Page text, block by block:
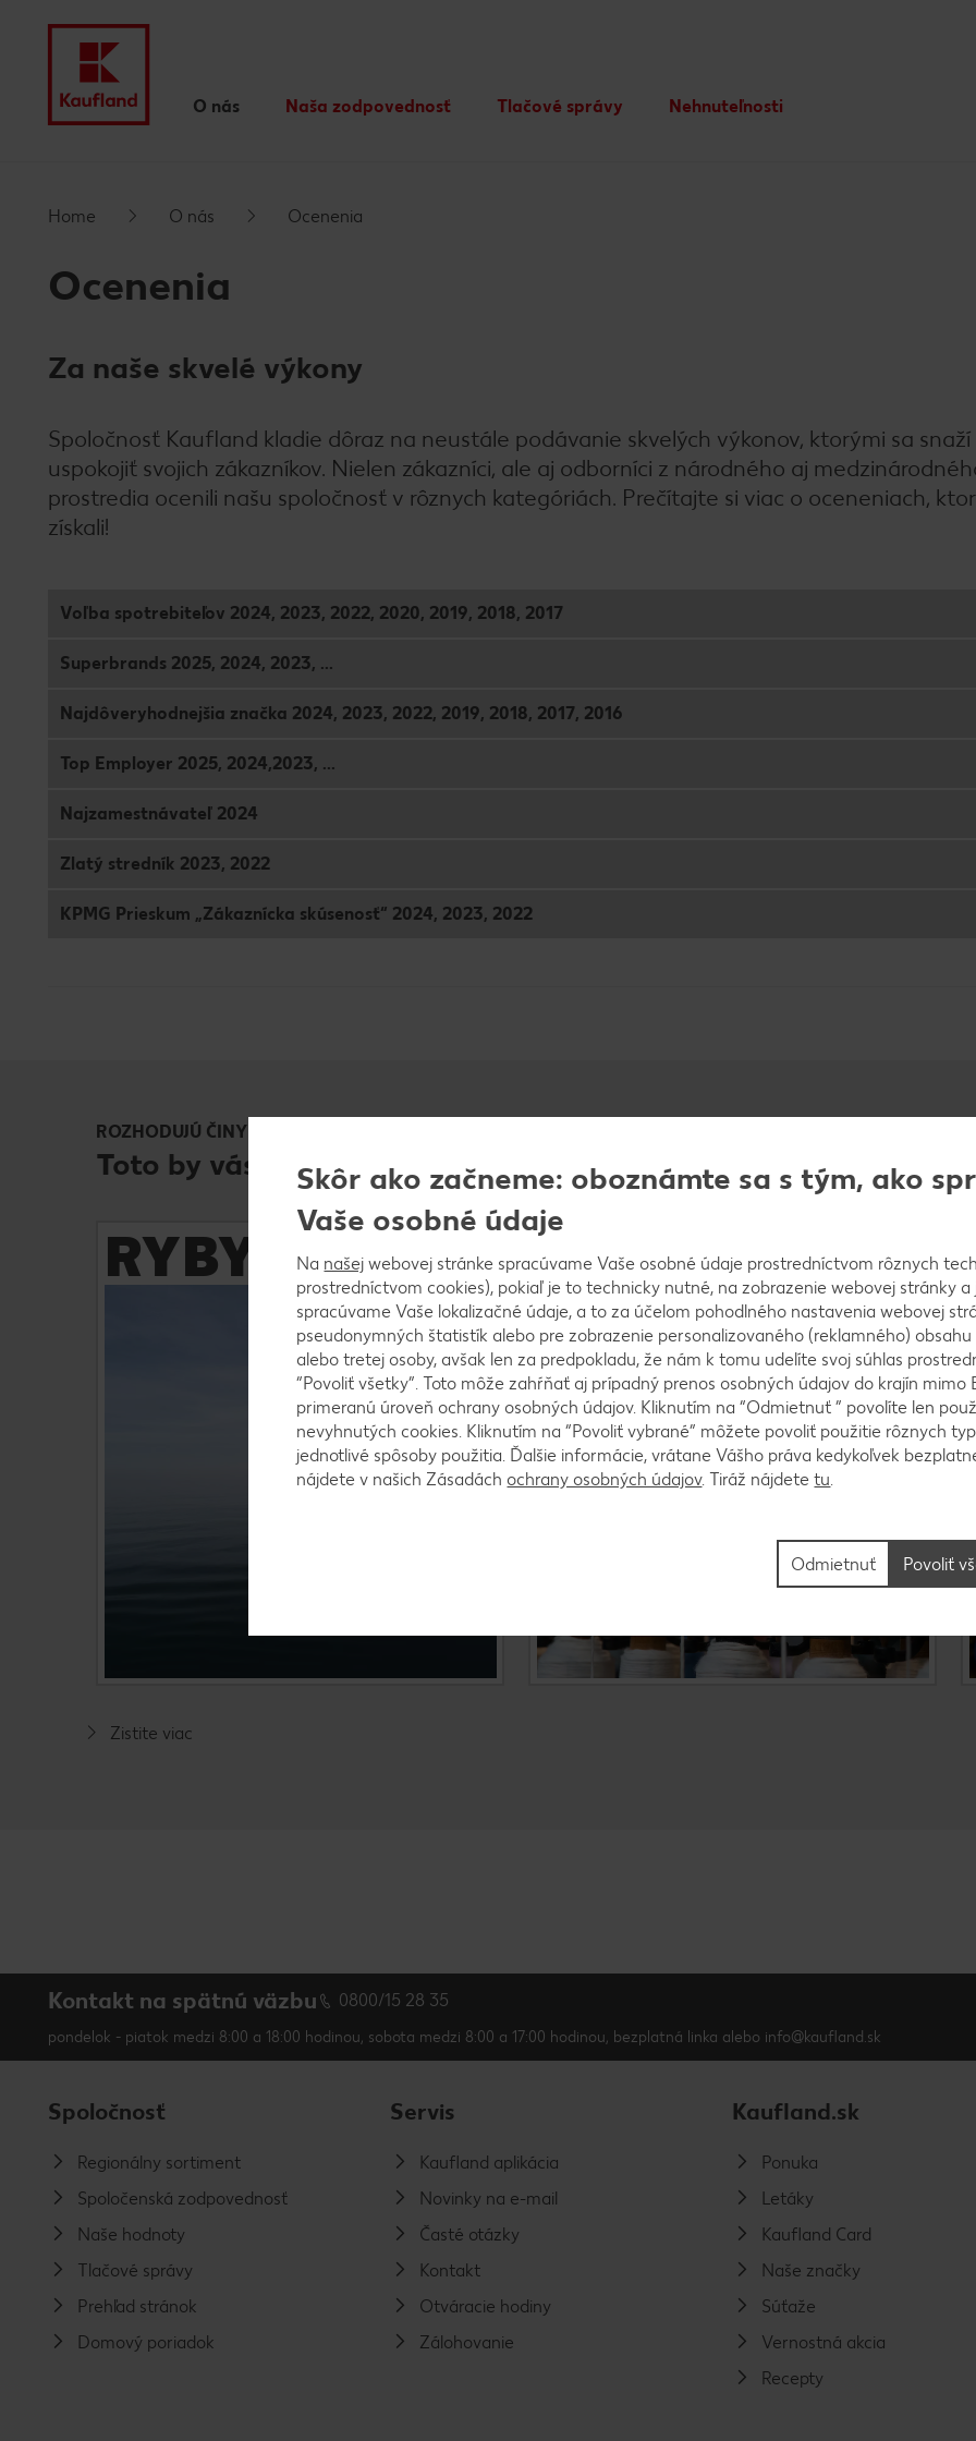
Päta
Vyskakovací bočný panel
O nás
Regionálny sortiment
Naša zodpovednosť Tlačové správy Nehnuteľnosti
Home O nás Ocenenia
Ocenenia
Za naše skvelé výkony
Spoločnosť Kaufland kladie dôraz na neustále podávanie skvelých výkonov, ktorými sa
uspokojiť svojich zákazníkov. Nielen zákazníci, ale aj odborníci z národného aj
prostredia ocenili našu spoločnosť v rôznych kategóriách. Prečítajte si viac o oceneniach,
získali!
Voľba spotrebiteľov 2024, 2023, 2022, 2020, 2019, 2018, 2017
Superbrands 2025, 2024, 2023, ...
Najdôveryhodnejšia značka 2024, 2023, 2022, 2019, 2018, 2017, 2016
Top Employer 2025, 2024,2023, ...
Najzamestnávateľ 2024
Zlatý stredník 2023, 2022
KPMG Prieskum „Zákaznícka skúsenosť“ 2024, 2023, 2022
ROZHODUJÚ ČINY
Toto by vás mohlo tiež zaujímať
RYBY
Náš pestrý a trvalo udržateľný sortiment rýb
vyberáme podľa prísnych smerníc. V rámci
zodpovedného konania venujeme pozornosť
množstvu rýb v moriach a nepredávame veľmi
ohrozené druhy. Všimnite si pečať trvalej
udržateľnosti pri svojom najbližšom nákupe!
Zistite viac
TEXTILNÁ
VÝROBA
Zodpovedné zaobchádzanie s ľuďmi a prírodou
je pre nás samozrejmosťou aj v textilnej výrobe.
Preto aj v tejto oblasti čoraz viac využívame
ekologické procesy a sociálne štandardy. V
záujme podpory udržateľnosti a ochrany
Zistite viac
Zistite viac
Kontakt na spätnú väzbu 0800/15 28 35
pondelok - piatok medzi 8:00 a 18:00 hodinou, sobota medzi 8:00 a 17:00 hodinou, bezplatná linka alebo info@kaufland.sk
Spoločnosť
Regionálny sortiment
Spoločenská zodpovednosť
Naše hodnoty
Tlačové správy
Prehľad stránok
Domový poriadok
Servis
Kaufland aplikácia
Novinky na e-mail
Časté otázky
Kontakt
Otváracie hodiny
Zálohovanie
Kaufland.sk
Ponuka
Letáky
Kaufland Card
Naše značky
Súťaže
Vernostná akcia
Recepty
Skôr ako začneme: oboznámte sa s tým, ako
Vaše osobné údaje
Na našej webovej stránke spracúvame Vaše osobné údaje prostredníctvom rôznych
prostredníctvom cookies), pokiaľ je to technicky nutné, na zobrazenie webovej stránky
spracúvame Vaše lokalizačné údaje, a to za účelom pohodlného nastavenia webovej
pseudonymných štatistík alebo pre zobrazenie personalizovaného (reklamného)
alebo tretej osoby, avšak len za predpokladu, že nám k tomu udelíte svoj súhlas
“Povoliť všetky”. Toto môže zahŕňať aj prípadný prenos osobných údajov do krajín mimo
primeranú úroveň ochrany osobných údajov. Kliknutím na “Odmietnuť ” povolíte len
nevyhnutých cookies. Kliknutím na “Povoliť vybrané” môžete povoliť použitie rôznych
jednotlivé spôsoby použitia. Ďalšie informácie, vrátane Vášho práva kedykoľvek
nájdete v našich Zásadách ochrany osobných údajov. Tiráž nájdetetu.
Odmietnuť Povoliť